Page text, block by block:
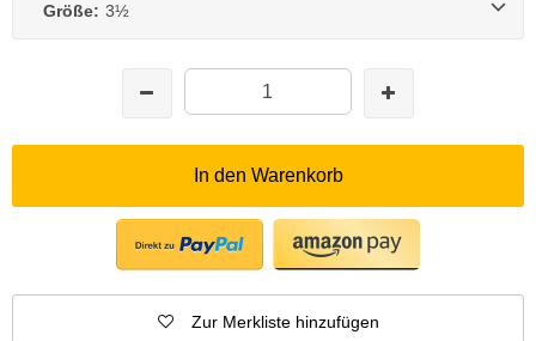
Größe: 3½
In den Warenkorb
Zur Merkliste hinzufügen